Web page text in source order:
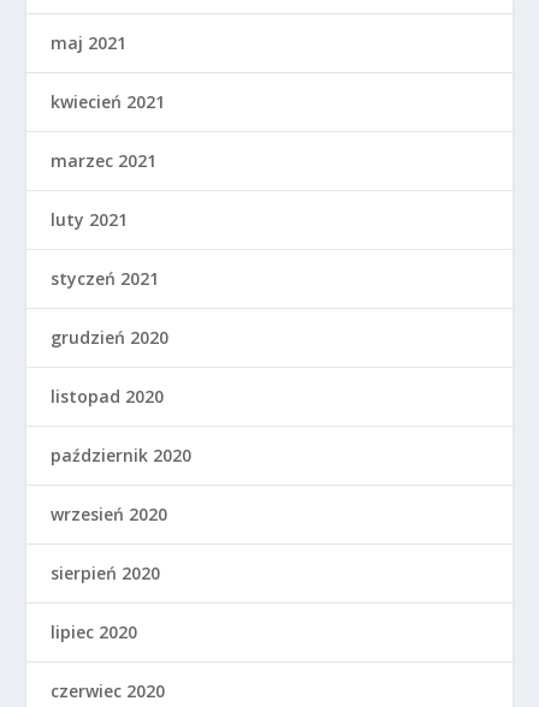
maj 2021
kwiecień 2021
marzec 2021
luty 2021
styczeń 2021
grudzień 2020
listopad 2020
październik 2020
wrzesień 2020
sierpień 2020
lipiec 2020
czerwiec 2020